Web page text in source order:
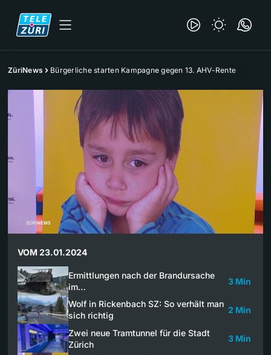
ZüriNews Bürgerliche starten Kampagne gegen 13. AHV-Rente
VOM 23.01.2024
Ermittlungen nach der Brandursache
im…
3 Min
Wolf in Rickenbach SZ: So verhält man
sich richtig
2 Min
Zwei neue Tramtunnel für die Stadt
Zürich
3 Min